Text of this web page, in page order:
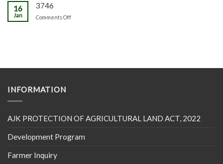
16
Jan
3746
Comments Offon
INFORMATION
AJK PROTECTION OF AGRICULTURAL LAND ACT, 2022
Development Program
Farmer Inquiry